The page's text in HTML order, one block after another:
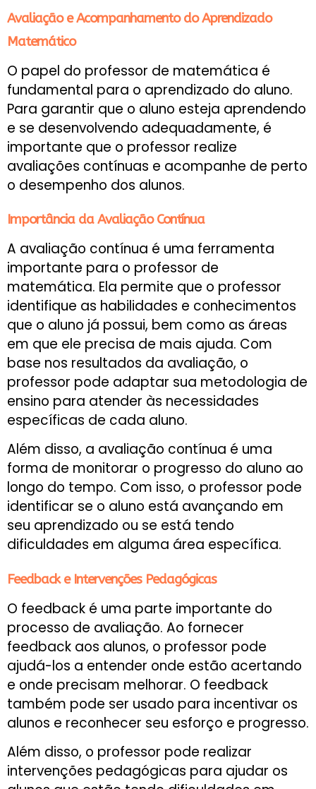
Avaliação e Acompanhamento do Aprendizado
Matemático
O papel do professor de matemática é
fundamental para o aprendizado do aluno.
Para garantir que o aluno esteja aprendendo
e se desenvolvendo adequadamente, é
importante que o professor realize
avaliações contínuas e acompanhe de perto
o desempenho dos alunos.
Importância da Avaliação Contínua
A avaliação contínua é uma ferramenta
importante para o professor de
matemática. Ela permite que o professor
identifique as habilidades e conhecimentos
que o aluno já possui, bem como as áreas
em que ele precisa de mais ajuda. Com
base nos resultados da avaliação, o
professor pode adaptar sua metodologia de
ensino para atender às necessidades
específicas de cada aluno.
Além disso, a avaliação contínua é uma
forma de monitorar o progresso do aluno ao
longo do tempo. Com isso, o professor pode
identificar se o aluno está avançando em
seu aprendizado ou se está tendo
dificuldades em alguma área específica.
Feedback e Intervenções Pedagógicas
O feedback é uma parte importante do
processo de avaliação. Ao fornecer
feedback aos alunos, o professor pode
ajudá-los a entender onde estão acertando
e onde precisam melhorar. O feedback
também pode ser usado para incentivar os
alunos e reconhecer seu esforço e progresso.
Além disso, o professor pode realizar
intervenções pedagógicas para ajudar os